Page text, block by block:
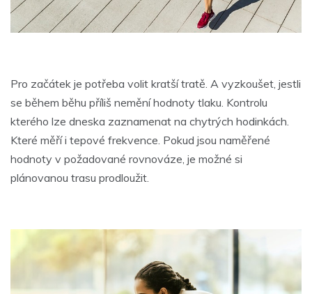
Pro začátek je potřeba volit kratší tratě. A vyzkoušet, jestli
se během běhu příliš nemění hodnoty tlaku. Kontrolu
kterého lze dneska zaznamenat na chytrých hodinkách.
Které měří i tepové frekvence. Pokud jsou naměřené
hodnoty v požadované rovnováze, je možné si
plánovanou trasu prodloužit.